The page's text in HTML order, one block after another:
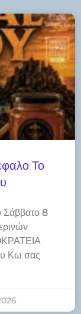
Το
Σάββατο 8
Κω σας